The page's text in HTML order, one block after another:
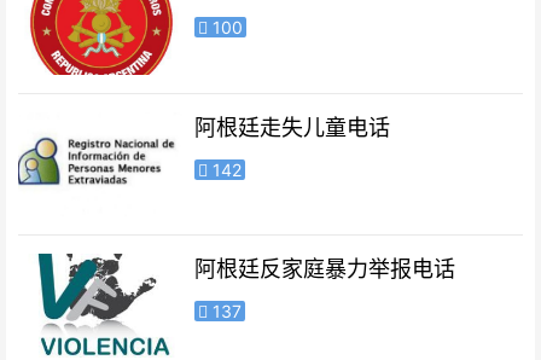
100
阿根廷走失儿童电话
142
阿根廷反家庭暴力举报电话
137